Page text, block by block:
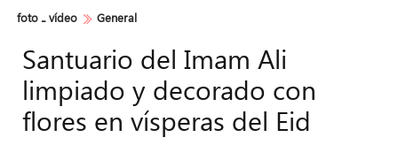
foto ـ vídeo General
Santuario del Imam Ali
limpiado y decorado con
flores en vísperas del Eid